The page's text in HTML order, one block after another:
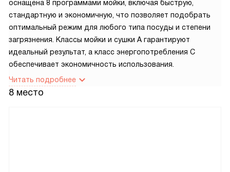
оснащена 8 программами мойки, включая быструю,
стандартную и экономичную, что позволяет подобрать
оптимальный режим для любого типа посуды и степени
загрязнения. Классы мойки и сушки A гарантируют
идеальный результат, а класс энергопотребления C
обеспечивает экономичность использования.
Читать подробнее
8 место